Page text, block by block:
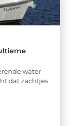
water
dat zachtjes